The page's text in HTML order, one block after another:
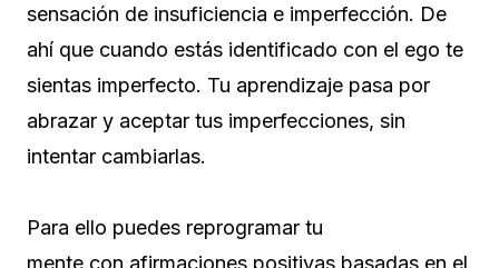
sensación de insuficiencia e imperfección. De
ahí que cuando estás identificado con el ego te
sientas imperfecto. Tu aprendizaje pasa por
abrazar y aceptar tus imperfecciones, sin
intentar cambiarlas.
Para ello puedes reprogramar tu
mente con afirmaciones positivas basadas en el